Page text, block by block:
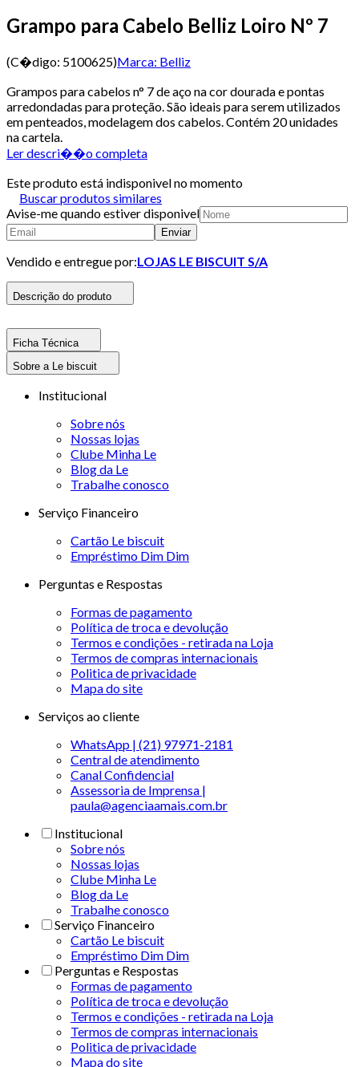
Grampo para Cabelo Belliz Loiro Nº 7
(C�digo: 5100625)Marca: Belliz
Grampos para cabelos n° 7 de aço na cor dourada e pontas
arredondadas para proteção. São ideais para serem utilizados
em penteados, modelagem dos cabelos. Contém 20 unidades
na cartela.
Ler descri��o completa
Este produto está indisponivel no momento
Buscar produtos similares
Avise-me quando estiver disponivel
Enviar
Vendido e entregue por:LOJAS LE BISCUIT S/A
Descrição do produto
Ficha Técnica
Sobre a Le biscuit
Institucional
Sobre nós
Nossas lojas
Clube Minha Le
Blog da Le
Trabalhe conosco
Serviço Financeiro
Cartão Le biscuit
Empréstimo Dim Dim
Perguntas e Respostas
Formas de pagamento
Política de troca e devolução
Termos e condições - retirada na Loja
Termos de compras internacionais
Politica de privacidade
Mapa do site
Serviços ao cliente
WhatsApp | (21) 97971-2181
Central de atendimento
Canal Confidencial
Assessoria de Imprensa |
paula@agenciaamais.com.br
Institucional
Sobre nós
Nossas lojas
Clube Minha Le
Blog da Le
Trabalhe conosco
Serviço Financeiro
Cartão Le biscuit
Empréstimo Dim Dim
Perguntas e Respostas
Formas de pagamento
Política de troca e devolução
Termos e condições - retirada na Loja
Termos de compras internacionais
Politica de privacidade
Mapa do site